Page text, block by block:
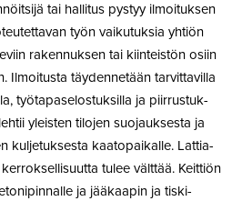
tai hal­litus pystyy ilmoi­tuksen
työn vai­ku­tuksia yhtiön
raken­nuksen tai kiin­teistön osiin
Ilmoi­tusta täy­den­netään tar­vit­ta­villa
työ­ta­pa­se­los­tuk­silla ja piir­rus­tuk­
yleisten tilojen suo­jauk­sesta ja
kul­je­tuk­sesta kaa­to­pai­kalle. Lat­tia­
tulee välttää. Keittiön
ja jää­kaapin ja tis­ki­